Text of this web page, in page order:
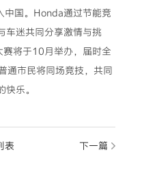
中国。Honda通过节能竞
车迷共同分享激情与挑
将于10月举办，届时全
通市民将同场竞技，共同
乐。
表 下一篇